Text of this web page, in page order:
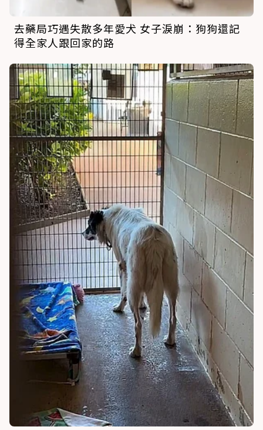
去藥局巧遇失散多年愛犬 女子淚崩：狗狗還記
得全家人跟回家的路